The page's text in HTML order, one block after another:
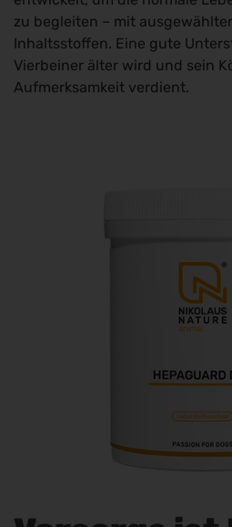
zu begleiten – mit
Inhaltsstoffen. Eine gute
Vierbeiner älter wird und sein
Aufmerksamkeit verdient.